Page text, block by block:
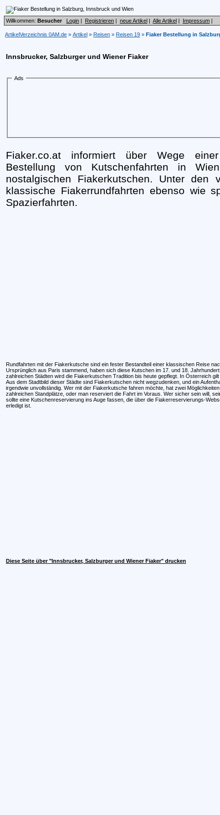
Willkommen: Besucher Login | Registrieren | neue Artikel | Alle Artikel | Impressum |
ArtikelVerzeichnis 0AM.de » Artikel » Reisen » Reisen 19 » Fiaker Bestellung in
Innsbrucker, Salzburger und Wiener Fiaker
Ads
Fiaker.co.at informiert über Wege
Bestellung von Kutschenfahrten in
nostalgischen Fiakerkutschen. Unter den
klassische Fiakerrundfahrten ebenso wie
Spazierfahrten.
Rundfahrten mit der Fiakerkutsche sind ein fester Bestandteil einer klassischen Reise
Ursprünglich aus Paris stammend, haben sich diese Kutschen im 17. und 18.
zahlreichen Städten wird die Fiakerkutschen Tradition bis heute gepflegt. In Österreich
Aus dem Stadtbild dieser Städte sind Fiakerkutschen nicht wegzudenken, und ein
irgendwie unvollständig. Wer mit der Fiakerkutsche fahren möchte, hat zwei
zahlreichen Standplätze, oder man reserviert die Fahrt im Voraus. Wer sicher sein will,
sollte eine Kutschenreservierung ins Auge fassen, die über die Fiakerreservierungs-
erledigt ist.
Diese Seite über "Innsbrucker, Salzburger und Wiener Fiaker" drucken